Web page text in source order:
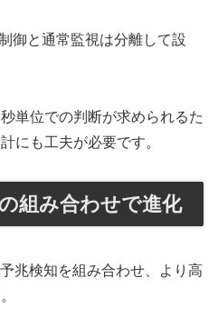
御と通常監視は分離して設
単位での判断が求められるた
にも工夫が必要です。
組み合わせで進化
兆検知を組み合わせ、より高